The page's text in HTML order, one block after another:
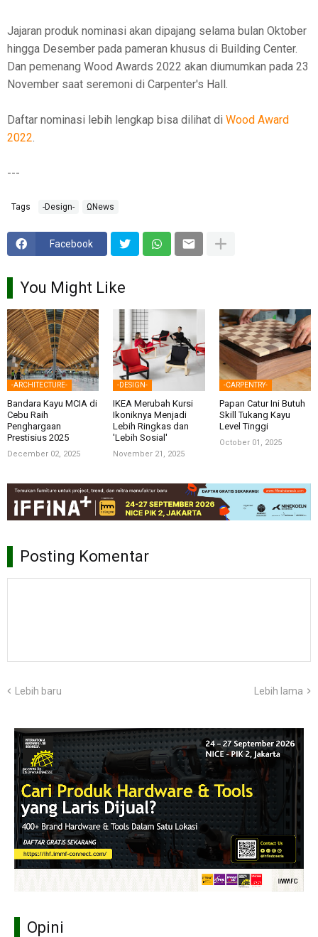
Jajaran produk nominasi akan dipajang selama bulan Oktober
hingga Desember pada pameran khusus di Building Center.
Dan pemenang Wood Awards 2022 akan diumumkan pada 23
November saat seremoni di Carpenter's Hall.
Daftar nominasi lebih lengkap bisa dilihat di Wood Award
2022
---
Tags -Design- ΩNews
Facebook
You Might Like
-ARCHITECTURE-
Bandara Kayu MCIA di
Cebu Raih
Penghargaan
Prestisius 2025
December 02, 2025
-DESIGN-
IKEA Merubah Kursi
Ikoniknya Menjadi
Lebih Ringkas dan
'Lebih Sosial'
November 21, 2025
-CARPENTRY-
Papan Catur Ini Butuh
Skill Tukang Kayu
Level Tinggi
October 01, 2025
Posting Komentar
Lebih baru Lebih lama
Opini